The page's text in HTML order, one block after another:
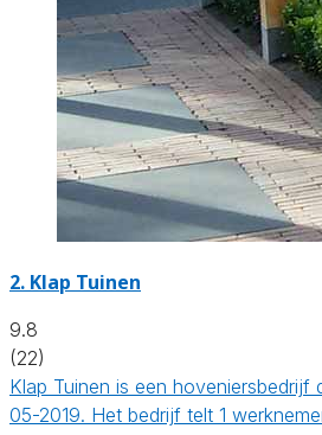
2. Klap Tuinen
9.8
(22)
Klap Tuinen is een hoveniersbedrijf
05-2019. Het bedrijf telt 1